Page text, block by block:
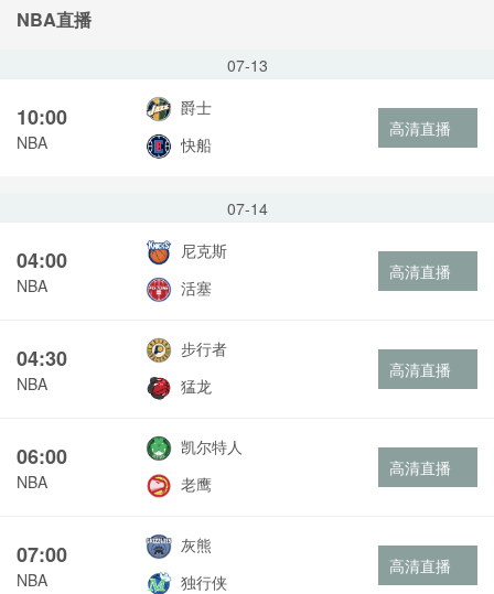
NBA直播
07-13
10:00
NBA
爵士
快船
高清直播
07-14
04:00
NBA
尼克斯
活塞
高清直播
04:30
NBA
步行者
猛龙
高清直播
06:00
NBA
凯尔特人
老鹰
高清直播
07:00
NBA
灰熊
独行侠
高清直播